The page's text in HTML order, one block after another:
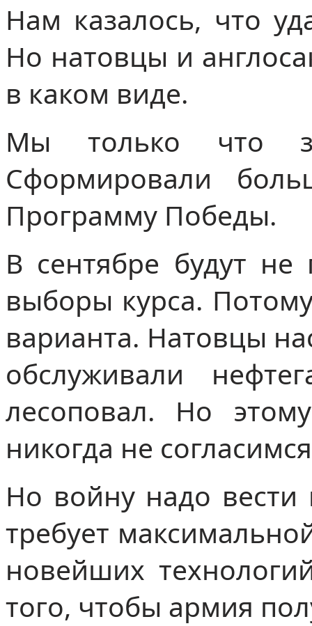
Нам казалось, что
Но натовцы и
в каком виде.
Мы только что
Сформировали
Программу Победы.
В сентябре будут
выборы курса.
варианта. Натовцы
обслуживали
лесоповал. Но
никогда не
Но войну надо
требует
новейших
того, чтобы армия